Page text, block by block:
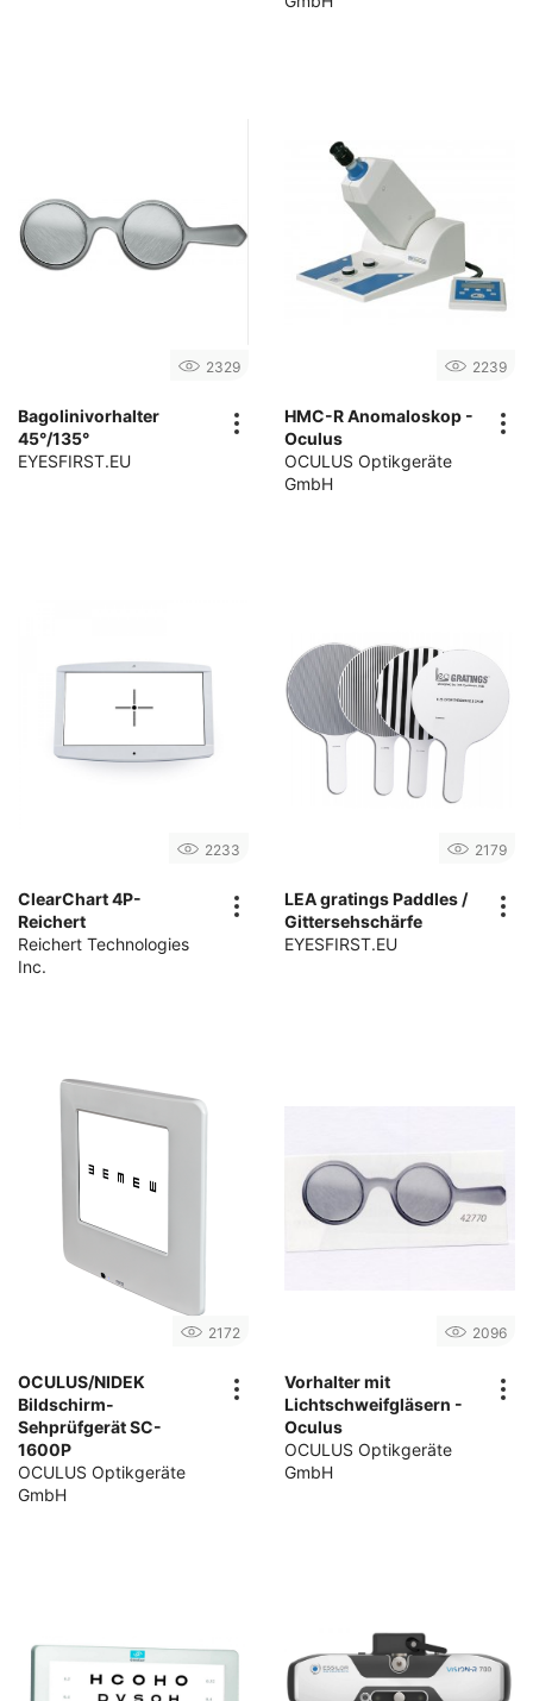
2329
Bagolinivorhalter
45°/135°
EYESFIRST.EU
2239
HMC-R Anomaloskop -
Oculus
OCULUS Optikgeräte
GmbH
2233
ClearChart 4P-
Reichert
Reichert Technologies
Inc.
2179
LEA gratings Paddles /
Gittersehschärfe
EYESFIRST.EU
2172
OCULUS/NIDEK
Bildschirm-
Sehprüfgerät SC-
1600P
OCULUS Optikgeräte
GmbH
2096
Vorhalter mit
Lichtschweifgläsern -
Oculus
OCULUS Optikgeräte
GmbH